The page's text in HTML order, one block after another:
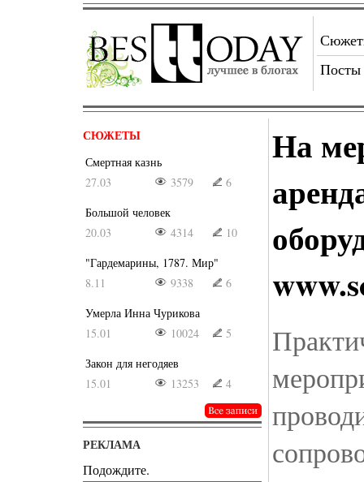
Посты
СЮЖЕТЫ
Смертная казнь
27.03
3579
6
Большой человек
20.03
4314
10
"Гардемарины, 1787. Мир"
8.11
9338
6
Умерла Инна Чурикова
15.01
10024
5
Закон для негодяев
15.01
13253 4
РЕКЛАМА
Подождите.
На